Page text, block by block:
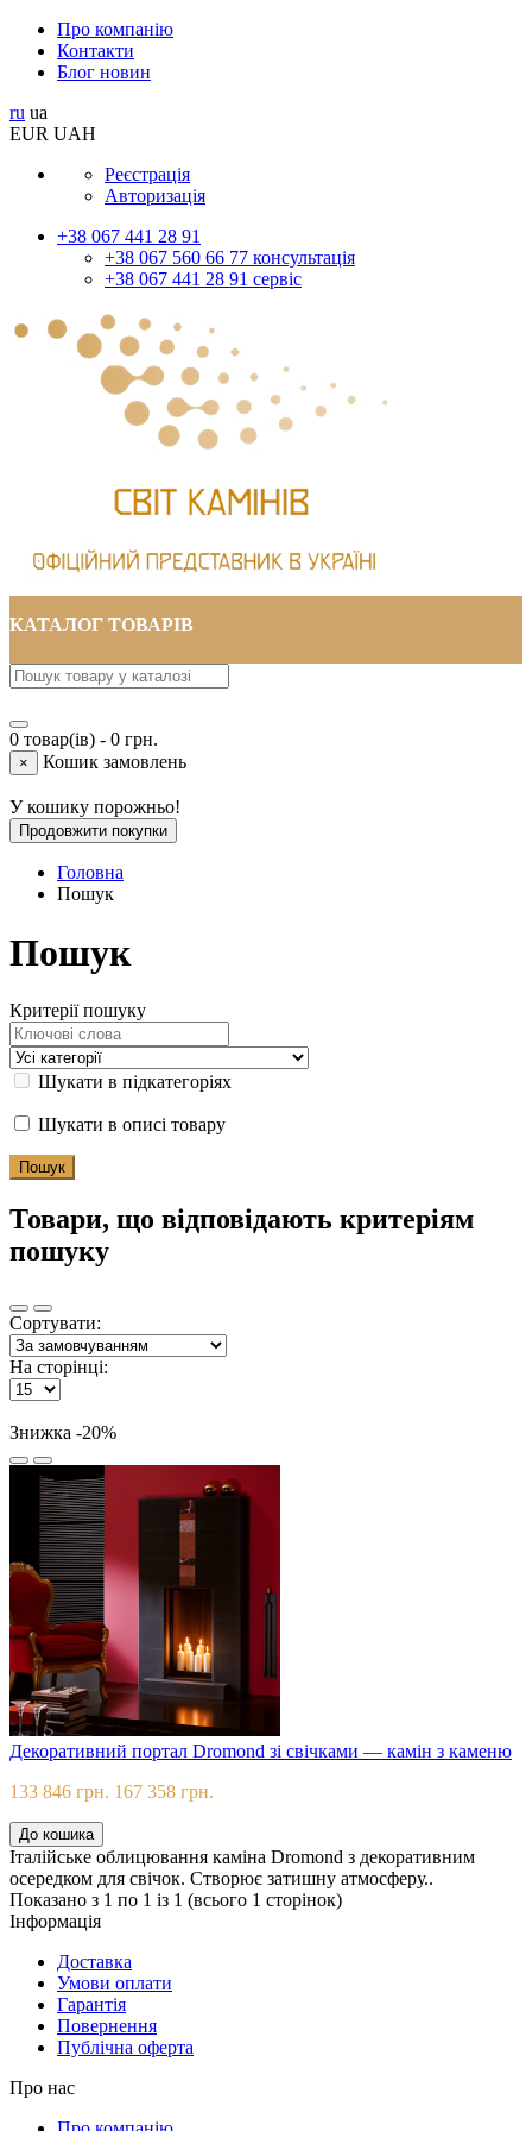
Про компанію
Контакти
Блог новин
ru ua
EUR UAH
Реєстрація
Авторизація
+38 067 441 28 91
+38 067 560 66 77 консультація
+38 067 441 28 91 сервіс
КАТАЛОГ ТОВАРІВ
0 товар(ів) - 0 грн.
× Кошик замовлень
У кошику порожньо!
Продовжити покупки
Головна
Пошук
Пошук
Критерії пошуку
Шукати в підкатегоріях
Шукати в описі товару
Товари, що відповідають критеріям
пошуку
Сортувати:
На сторінці:
Знижка -20%
Декоративний портал Dromond зі свічками — камін з каменю
133 846 грн. 167 358 грн.
До кошика
Італійське облицювання каміна Dromond з декоративним
осередком для свічок. Створює затишну атмосферу..
Показано з 1 по 1 із 1 (всього 1 сторінок)
Iнформацiя
Доставка
Умови оплати
Гарантія
Повернення
Публічна оферта
Про нас